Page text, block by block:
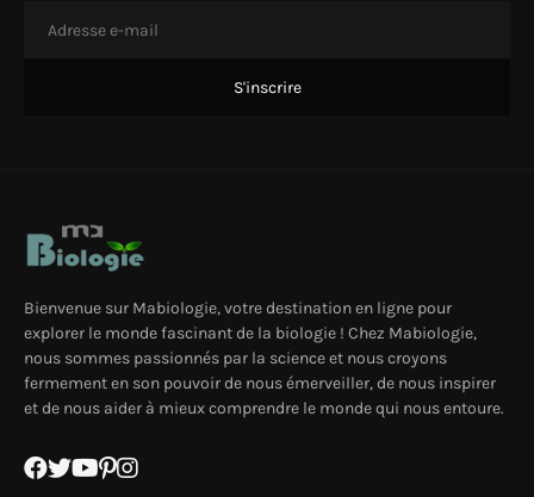
Bienvenue sur Mabiologie, votre destination en ligne pour
explorer le monde fascinant de la biologie ! Chez Mabiologie,
nous sommes passionnés par la science et nous croyons
fermement en son pouvoir de nous émerveiller, de nous inspirer
et de nous aider à mieux comprendre le monde qui nous entoure.